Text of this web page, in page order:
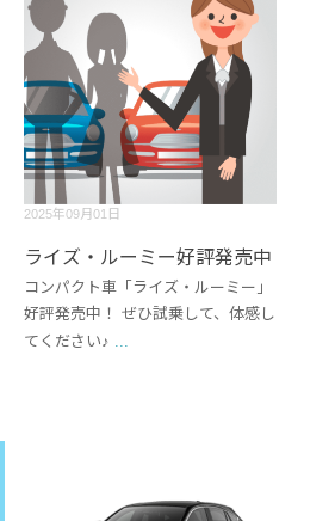
2025年09月01日
ライズ・ルーミー好評発売中
コンパクト車「ライズ・ルーミー」
好評発売中！ ぜひ試乗して、体感し
てください♪ ...